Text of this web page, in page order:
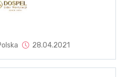
28.04.2021